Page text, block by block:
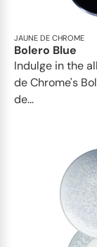
JAUNE DE CHROME
Bolero Blue
Indulge in the
de Chrome's
de...